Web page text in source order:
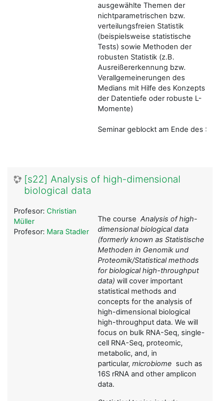
ausgewählte Themen der
nichtparametrischen bzw.
verteilungsfreien Statistik
(beispielsweise statistische
Tests) sowie Methoden der
robusten Statistik (z.B.
Ausreißererkennung bzw.
Verallgemeinerungen des
Medians mit Hilfe des Konzepts
der Datentiefe oder robuste L-
Momente)
Seminar geblockt am Ende des
[s22] Analysis of high-dimensional
biological data
The course Analysis of high-
dimensional biological data
(formerly known as Statistische
Methoden in Genomik und
Proteomik/Statistical methods
for biological high-throughput
data) will cover important
statistical methods and
concepts for the analysis of
high-dimensional biological
high-throughput data. We will
focus on bulk RNA-Seq, single-
cell RNA-Seq, proteomic,
metabolic, and, in
particular, microbiome such as
16S rRNA and other amplicon
data.
Profesor: Christian
Müller
Profesor: Mara Stadler